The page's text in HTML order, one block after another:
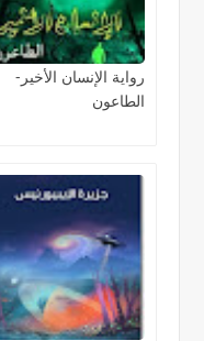
رواية الإنسان الأخير-
الطاعون